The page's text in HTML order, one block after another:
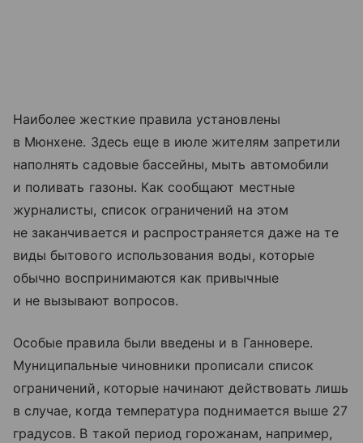
Наиболее жесткие правила установлены
в Мюнхене. Здесь еще в июле жителям запретили
наполнять садовые бассейны, мыть автомобили
и поливать газоны. Как сообщают местные
журналисты, список ограничений на этом
не заканчивается и распространяется даже на те
виды бытового использования воды, которые
обычно воспринимаются как привычные
и не вызывают вопросов.
Особые правила были введены и в Ганновере.
Муниципальные чиновники прописали список
ограничений, которые начинают действовать лишь
в случае, когда температура поднимается выше 27
градусов. В такой период горожанам, например,